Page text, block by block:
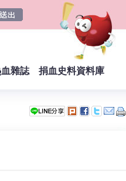
雜誌 捐血史料資料庫